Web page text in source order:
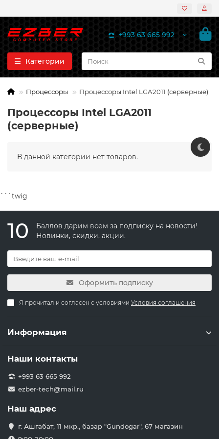
+993 63 665 992
Категории
Процессоры Процессоры Intel LGA2011 (серверные)
Процессоры Intel LGA2011
(серверные)
В данной категории нет товаров.
```twig
10
Баллов дарим всем за подписку на новости!
Новинки, скидки, акции.
Оформить подписку
Я прочитал и согласен с условиями Условия соглашения
Информация
Наши контакты
+993 63 665 992
ezber-tech@mail.ru
Наш адрес
г. Ашгабат, 11 мкр., базар "Gundogar", 67 магазин